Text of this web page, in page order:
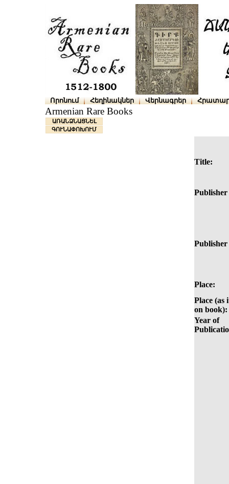
Որոնում Հեղինակներ Վերնագրեր
Armenian Rare Books
ԱՌԱՆՁՆԱՑՆԵԼ
ԳՈՒՆԱՓՈԽՈՒՄ
Title:
Publisher
Publisher
Place:
Place (as
on book):
Year of